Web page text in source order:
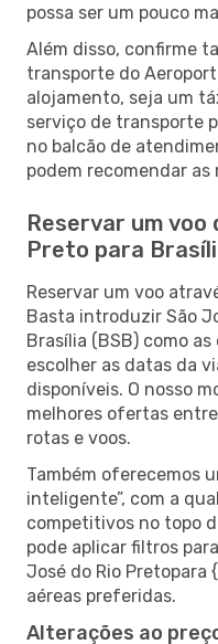
possa ser um pouco
Além disso, confirme
transporte do
alojamento, seja um
serviço de transporte
no balcão de
podem recomendar as
Reservar um voo
Preto para
Reservar um voo
Basta introduzir São
Brasília (BSB) como
escolher as datas da
disponíveis. O nosso
melhores ofertas
rotas e voos.
Também oferecemos
inteligente”, com a
competitivos no topo
pode aplicar filtros
José do Rio Pretopara
aéreas preferidas.
Alterações ao